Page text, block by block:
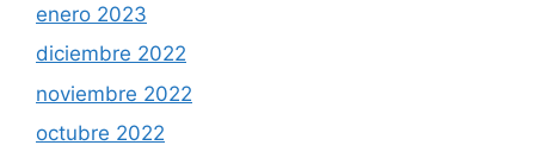
enero 2023
diciembre 2022
noviembre 2022
octubre 2022